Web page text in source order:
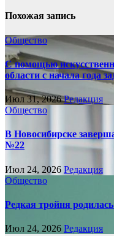
Похожая запись
Общество
С помощью
области с начала года
Июл 31, 2026Редакция
Общество
В Новосибирске
№22
Июл 24, 2026 Редакция
Общество
Редкая тройня
Июл 24, 2026 Редакция